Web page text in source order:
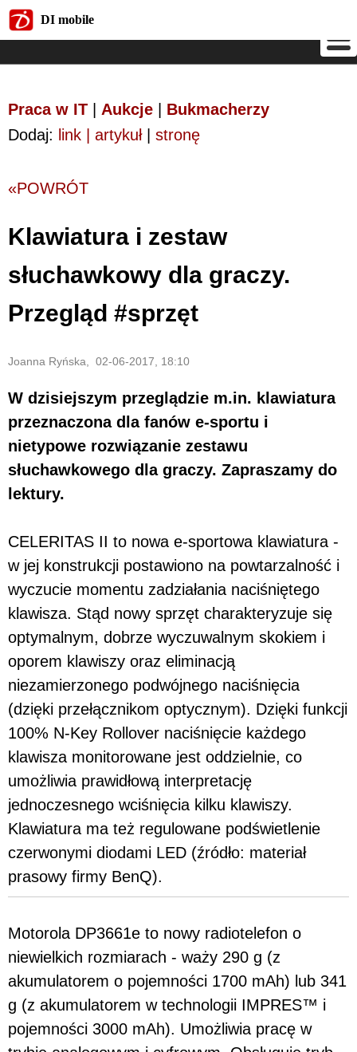
DI mobile
Praca w IT Aukcje
Bukmacherzy
Dodaj: link | artykuł| stronę
«POWRÓT
Klawiatura i zestaw
słuchawkowy dla graczy.
Przegląd #sprzęt
Joanna Ryńska, 02-06-2017, 18:10
W dzisiejszym przeglądzie m.in. klawiatura
przeznaczona dla fanów e-sportu i
nietypowe rozwiązanie zestawu
słuchawkowego dla graczy. Zapraszamy do
lektury.
CELERITAS II to nowa e-sportowa klawiatura -
w jej konstrukcji postawiono na powtarzalność i
wyczucie momentu zadziałania naciśniętego
klawisza. Stąd nowy sprzęt charakteryzuje się
optymalnym, dobrze wyczuwalnym skokiem i
oporem klawiszy oraz eliminacją
niezamierzonego podwójnego naciśnięcia
(dzięki przełącznikom optycznym). Dzięki funkcji
100% N-Key Rollover naciśnięcie każdego
klawisza monitorowane jest oddzielnie, co
umożliwia prawidłową interpretację
jednoczesnego wciśnięcia kilku klawiszy.
Klawiatura ma też regulowane podświetlenie
czerwonymi diodami LED (źródło: materiał
prasowy firmy BenQ).
Motorola DP3661e to nowy radiotelefon o
niewielkich rozmiarach - waży 290 g (z
akumulatorem o pojemności 1700 mAh) lub 341
g (z akumulatorem w technologii IMPRES™ i
pojemności 3000 mAh). Umożliwia pracę w
DI mobile